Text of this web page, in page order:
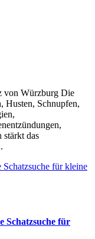
von Würzburg Die
Husten, Schnupfen,
stärkt das
Schatzsuche für